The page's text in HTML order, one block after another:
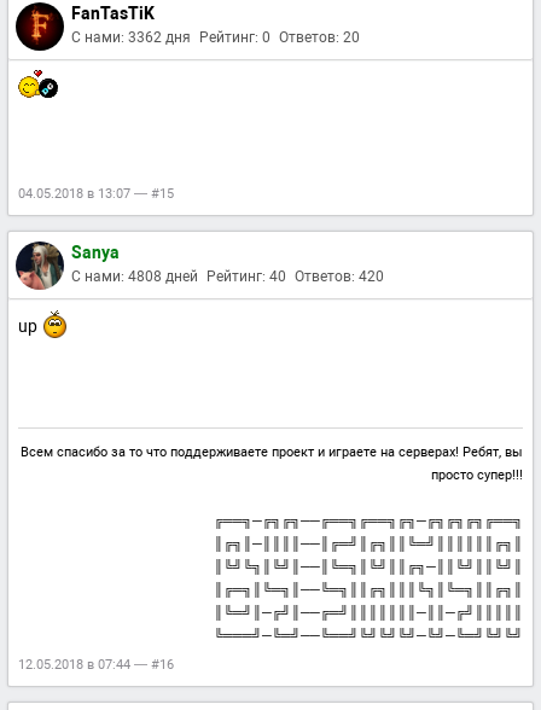
FanTasTiK
С нами: 3362 дня Рейтинг: 0 Ответов: 20
04.05.2018 в 13:07 — #15
Sanya
С нами: 4808 дней Рейтинг: 40 Ответов: 420
up
Всем спасибо за то что поддерживаете проект и играете на серверах! Ребят, вы
просто супер!!!
╔══╗─╔╗╔╗──╔══╗╔══╗╔╗─╔╗╔╗╔╗╔══╗
║╔╗║─║║║║──║╔═╝║╔╗║║╚═╝║║║║║║╔╗║
║╚╝╚╗║╚╝║──║╚═╗║╚╝║║╔╗─║║╚╝║║╚╝║
║╔═╗║╚═╗║──╚═╗║║╔╗║║║╚╗║╚═╗║║╔╗║
║╚═╝║─╔╝║──╔═╝║║║║║║║─║║─╔╝║║║║║
╚═══╝─╚═╝──╚══╝╚╝╚╝╚╝─╚╝─╚═╝╚╝╚╝
12.05.2018 в 07:44 — #16